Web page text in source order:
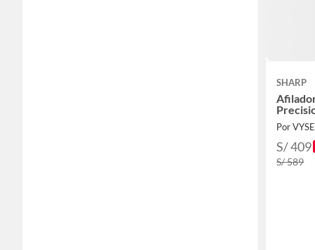
SHARP
Por
S/ 409
S/ 589